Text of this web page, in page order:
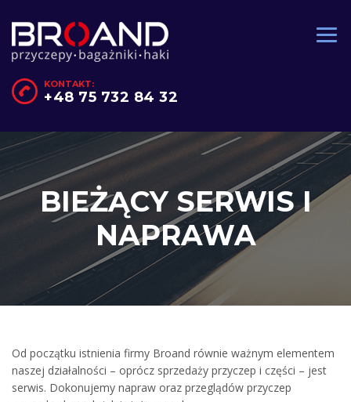
KONTAKT:
+48 75 732 84 32
BIEŻĄCY SERWIS I
NAPRAWA
Od początku istnienia firmy Broand równie ważnym elementem
naszej działalności – oprócz sprzedaży przyczep i części – jest
serwis. Dokonujemy napraw oraz przeglądów przyczep